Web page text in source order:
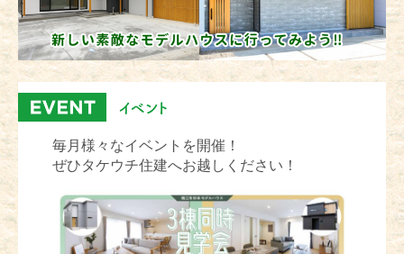
毎月様々なイベントを開催！
ぜひタケウチ住建へお越しください！